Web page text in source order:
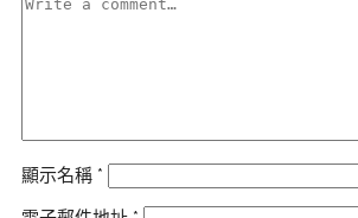
顯示名稱 *